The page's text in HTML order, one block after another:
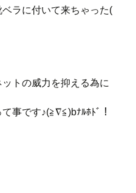
ラに付いて来ちゃった(
トの威力を抑える為に
事です♪(≧∇≦)bﾅﾙﾎﾄﾞ！